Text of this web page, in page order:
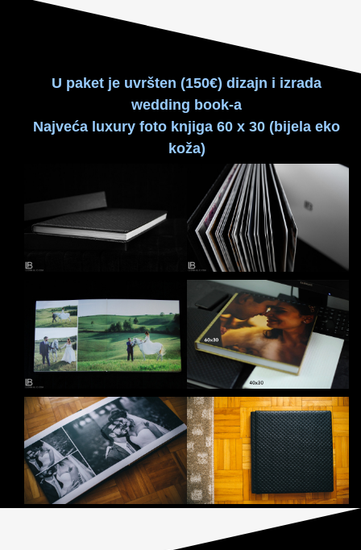
U paket je uvršten (150€) dizajn i izrada
wedding book-a
Najveća luxury foto knjiga 60 x 30 (bijela eko
koža)